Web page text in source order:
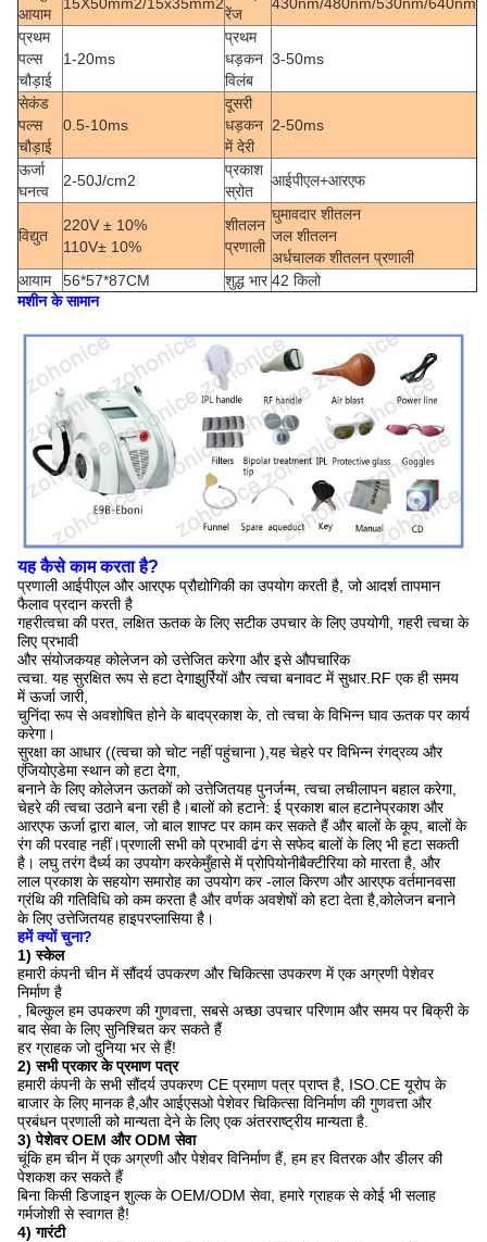
आयाम
रेंज
प्रथम
पल्स
चौड़ाई
1-20ms
प्रथम
धड़कन
विलंब
3-50ms
सेकंड
पल्स
चौड़ाई
0.5-10ms
दूसरी
धड़कन
में देरी
2-50ms
ऊर्जा
घनत्व
2-50J/cm2
प्रकाश
स्रोत
आईपीएल+आरएफ
विद्युत
220V ± 10%
110V± 10%
शीतलन
प्रणाली
घुमावदार शीतलन
जल शीतलन
अर्धचालक शीतलन प्रणाली
आयाम
56*57*87CM शुद्ध भार 42 किलो
मशीन के सामान
यह कैसे काम करता है?
प्रणाली आईपीएल और आरएफ प्रौद्योगिकी का उपयोग करती है, जो आदर्श तापमान
फैलाव प्रदान करती है
गहरीत्वचा की परत, लक्षित ऊतक के लिए सटीक उपचार के लिए उपयोगी, गहरी त्वचा के
लिए प्रभावी
और संयोजकयह कोलेजन को उत्तेजित करेगा और इसे औपचारिक
त्वचा. यह सुरक्षित रूप से हटा देगाझुर्रियों और त्वचा बनावट में सुधार.RF एक ही समय
में ऊर्जा जारी,
चुनिंदा रूप से अवशोषित होने के बादप्रकाश के, तो त्वचा के विभिन्न घाव ऊतक पर कार्य
करेगा।
सुरक्षा का आधार ((त्वचा को चोट नहीं पहुंचाना ), यह चेहरे पर विभिन्न रंगद्रव्य और
एंजियोएडेमा स्थान को हटा देगा,
बनाने के लिए कोलेजन ऊतकों को उत्तेजितयह पुनर्जन्म, त्वचा लचीलापन बहाल करेगा,
चेहरे की त्वचा उठाने बना रही है।बालों को हटाने: ई प्रकाश बाल हटानेप्रकाश और
आरएफ ऊर्जा द्वारा बाल, जो बाल शाफ्ट पर काम कर सकते हैं और बालों के कूप, बालों के
रंग की परवाह नहीं।प्रणाली सभी को प्रभावी ढंग से सफेद बालों के लिए भी हटा सकती
है। लघु तरंग दैर्ध्य का उपयोग करकेमुँहासे में प्रोपियोनीबैक्टीरिया को मारता है, और
लाल प्रकाश के सहयोग समारोह का उपयोग कर -लाल किरण और आरएफ वर्तमानवसा
ग्रंथि की गतिविधि को कम करता है और वर्णक अवशेषों को हटा देता है, कोलेजन बनाने
के लिए उत्तेजितयह हाइपरप्लासिया है।
हमें क्यों चुना?
1) स्केल
हमारी कंपनी चीन में सौंदर्य उपकरण और चिकित्सा उपकरण में एक अग्रणी पेशेवर
निर्माण है
, बिल्कुल हम उपकरण की गुणवत्ता, सबसे अच्छा उपचार परिणाम और समय पर बिक्री के
बाद सेवा के लिए सुनिश्चित कर सकते हैं
हर ग्राहक जो दुनिया भर से हैं!
2) सभी प्रकार के प्रमाण पत्र
हमारी कंपनी के सभी सौंदर्य उपकरण CE प्रमाण पत्र प्राप्त है, ISO.CE यूरोप के
बाजार के लिए मानक है,और आईएसओ पेशेवर चिकित्सा विनिर्माण की गुणवत्ता और
प्रबंधन प्रणाली को मान्यता देने के लिए एक अंतरराष्ट्रीय मान्यता है.
3) पेशेवर OEM और ODM सेवा
चूंकि हम चीन में एक अग्रणी और पेशेवर विनिर्माण हैं, हम हर वितरक और डीलर की
पेशकश कर सकते हैं
बिना किसी डिजाइन शुल्क के OEM/ODM सेवा, हमारे ग्राहक से कोई भी सलाह
गर्मजोशी से स्वागत है!
4) गारंटी